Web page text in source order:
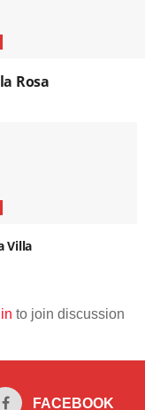
Rosa
Villa
to join discussion
FACEBOOK